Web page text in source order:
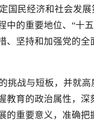
国民经济和社会发展
中的重要地位、“十
、坚持和加强党的全
挑战与短板，并就高
教育的政治属性，深
的重要意义，准确把